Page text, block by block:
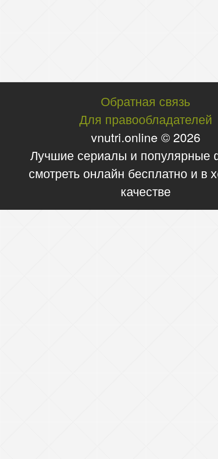
Обратная связь
Для правообладателей
vnutri.online © 2026
Лучшие сериалы и
смотреть онлайн бесплатно и в
качестве